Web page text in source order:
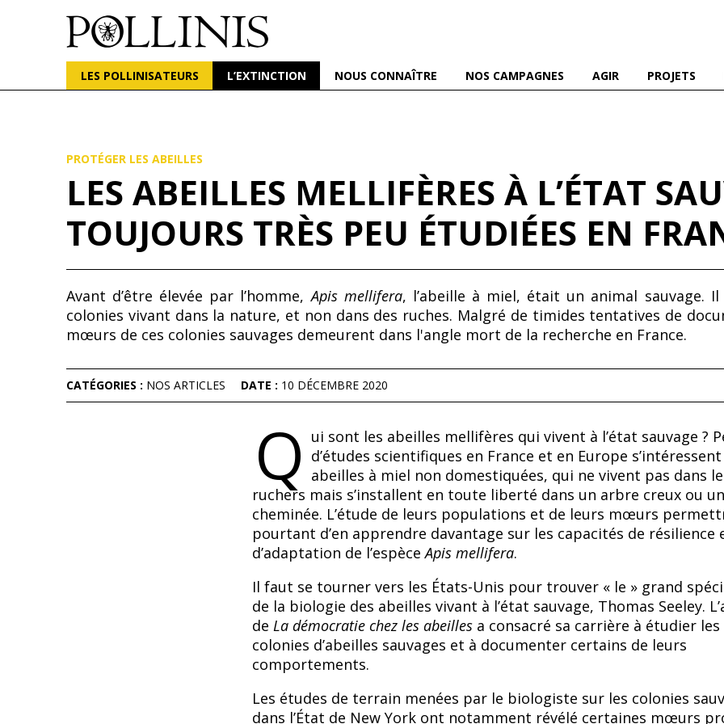
POLLINIS
LES POLLINISATEURS L’EXTINCTION NOUS CONNAÎTRE NOS CAMPAGNES AGIR PROJETS
PROTÉGER LES ABEILLES
LES ABEILLES MELLIFÈRES À L’ÉTAT
TOUJOURS TRÈS PEU ÉTUDIÉES EN
Avant d’être élevée par l’homme,Apis mellifera, l’abeille à miel, était un animal sauvage.
colonies vivant dans la nature, et non dans des ruches. Malgré de timides tentatives de
mœurs de ces colonies sauvages demeurent dans l'angle mort de la recherche en France.
CATÉGORIES : NOS ARTICLES DATE : 10 DÉCEMBRE 2020
Q ui sont les abeilles mellifères qui vivent à l’état sauvage ?
d’études scientifiques en France et en Europe s’intéressent
abeilles à miel non domestiquées, qui ne vivent pas dans
ruchers mais s’installent en toute liberté dans un arbre creux ou
cheminée. L’étude de leurs populations et de leurs mœurs
pourtant d’en apprendre davantage sur les capacités de résilience
d’adaptation de l’espèceApis mellifera.
Il faut se tourner vers les États-Unis pour trouver « le » grand
de la biologie des abeilles vivant à l’état sauvage, Thomas Seeley.
de La démocratie chez les abeillesa consacré sa carrière à étudier les
colonies d’abeilles sauvages et à documenter certains de leurs
comportements.
Les études de terrain menées par le biologiste sur les colonies
dans l’État de New York ont notamment révélé certaines mœurs